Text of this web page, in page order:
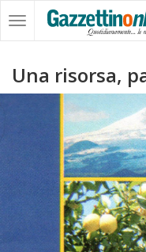
Una risorsa,